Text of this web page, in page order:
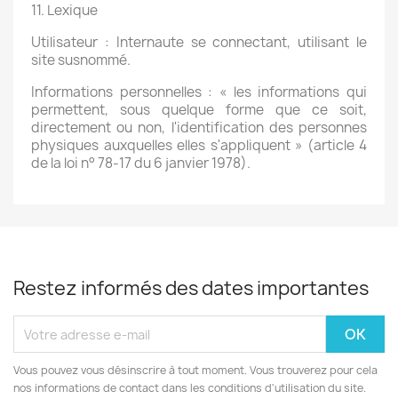
11. Lexique
Utilisateur : Internaute se connectant, utilisant le
site susnommé.
Informations personnelles : « les informations qui
permettent, sous quelque forme que ce soit,
directement ou non, l'identification des personnes
physiques auxquelles elles s'appliquent » (article 4
de la loi n° 78-17 du 6 janvier 1978).
Restez informés des dates importantes
Vous pouvez vous désinscrire à tout moment. Vous trouverez pour cela
nos informations de contact dans les conditions d'utilisation du site.